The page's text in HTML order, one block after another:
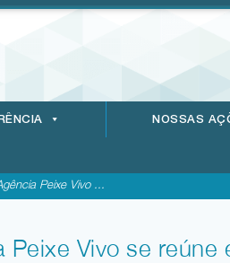
NOSSAS
Peixe Vivo ...
Vivo se reúne